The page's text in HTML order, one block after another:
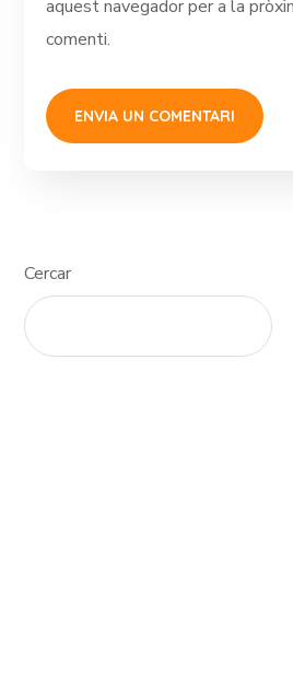
aquest navegador per a la
comenti.
Cercar